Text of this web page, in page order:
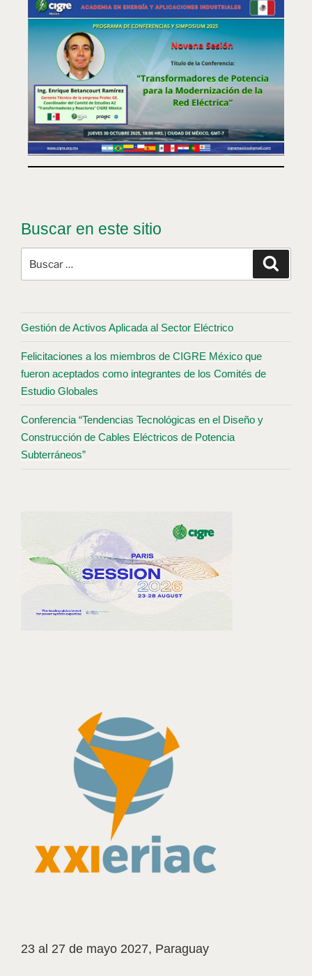
Buscar en este sitio
Gestión de Activos Aplicada al Sector Eléctrico
Felicitaciones a los miembros de CIGRE México que
fueron aceptados como integrantes de los Comités de
Estudio Globales
Conferencia “Tendencias Tecnológicas en el Diseño y
Construcción de Cables Eléctricos de Potencia
Subterráneos”
23 al 27 de mayo 2027, Paraguay